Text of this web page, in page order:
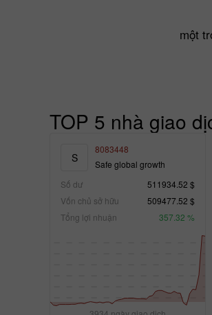
một
TOP 5 nhà giao
S
8083448
Safe global growth
Số dư
511934.52 $
Vốn chủ sở hữu
509477.52 $
Tổng lợi nhuận
357.32 %